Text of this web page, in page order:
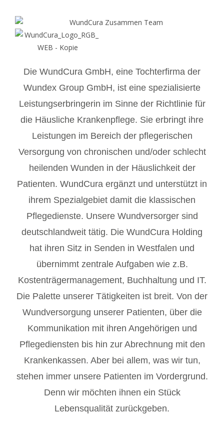
Die WundCura GmbH, eine Tochterfirma der
Wundex Group GmbH, ist eine spezialisierte
Leistungserbringerin im Sinne der Richtlinie für
die Häusliche Krankenpflege. Sie erbringt ihre
Leistungen im Bereich der pflegerischen
Versorgung von chronischen und/oder schlecht
heilenden Wunden in der Häuslichkeit der
Patienten. WundCura ergänzt und unterstützt in
ihrem Spezialgebiet damit die klassischen
Pflegedienste. Unsere Wundversorger sind
deutschlandweit tätig. Die WundCura Holding
hat ihren Sitz in Senden in Westfalen und
übernimmt zentrale Aufgaben wie z.B.
Kostenträgermanagement, Buchhaltung und IT.
Die Palette unserer Tätigkeiten ist breit. Von der
Wundversorgung unserer Patienten, über die
Kommunikation mit ihren Angehörigen und
Pflegediensten bis hin zur Abrechnung mit den
Krankenkassen. Aber bei allem, was wir tun,
stehen immer unsere Patienten im Vordergrund.
Denn wir möchten ihnen ein Stück
Lebensqualität zurückgeben.